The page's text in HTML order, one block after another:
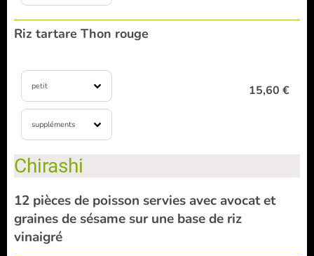
Riz tartare Thon rouge
petit
suppléments
15,60 €
Chirashi
12 pièces de poisson servies avec avocat et
graines de sésame sur une base de riz
vinaigré